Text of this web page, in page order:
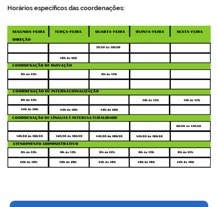
Horários específicos das coordenações: